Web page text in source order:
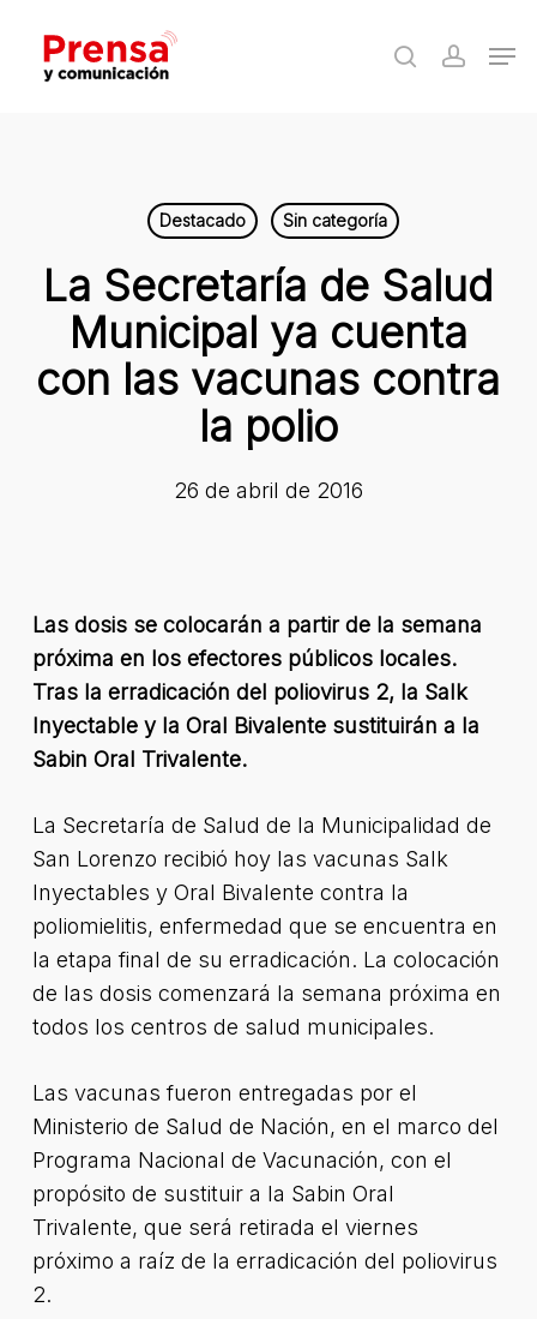
main
search
Destacado Sin categoría
La Secretaría de Salud
Municipal ya cuenta
con las vacunas contra
la polio
26 de abril de 2016
Las dosis se colocarán a partir de la semana
próxima en los efectores públicos locales.
Tras la erradicación del poliovirus 2, la Salk
Inyectable y la Oral Bivalente sustituirán a la
Sabin Oral Trivalente.
La Secretaría de Salud de la Municipalidad de
San Lorenzo recibió hoy las vacunas Salk
Inyectables y Oral Bivalente contra la
poliomielitis, enfermedad que se encuentra en
la etapa final de su erradicación. La colocación
de las dosis comenzará la semana próxima en
todos los centros de salud municipales.
Las vacunas fueron entregadas por el
Ministerio de Salud de Nación, en el marco del
Programa Nacional de Vacunación, con el
propósito de sustituir a la Sabin Oral
Trivalente, que será retirada el viernes
próximo a raíz de la erradicación del poliovirus
2.